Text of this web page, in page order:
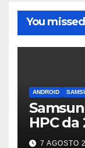
You missed
ANDROID
HPC
sui7 AGOSTO